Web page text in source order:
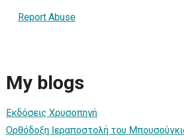
Report Abuse
My blogs
Εκδόσεις Χρυσοπηγή
Ορθόδοξη Ιεραποστολή του